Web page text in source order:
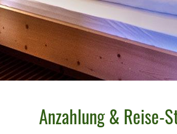
Anzahlung & Reise-